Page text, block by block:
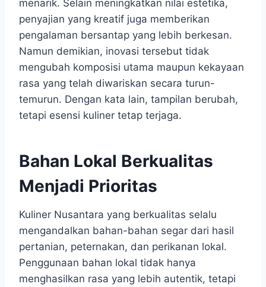
menarik. Selain meningkatkan nilai estetika,
penyajian yang kreatif juga memberikan
pengalaman bersantap yang lebih berkesan.
Namun demikian, inovasi tersebut tidak
mengubah komposisi utama maupun kekayaan
rasa yang telah diwariskan secara turun-
temurun. Dengan kata lain, tampilan berubah,
tetapi esensi kuliner tetap terjaga.
Bahan Lokal Berkualitas
Menjadi Prioritas
Kuliner Nusantara yang berkualitas selalu
mengandalkan bahan-bahan segar dari hasil
pertanian, peternakan, dan perikanan lokal.
Penggunaan bahan lokal tidak hanya
menghasilkan rasa yang lebih autentik, tetapi